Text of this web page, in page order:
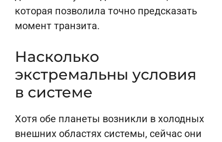
которая позволила точно предсказать
момент транзита.
Насколько
экстремальны условия
в системе
Хотя обе планеты возникли в холодных
внешних областях системы, сейчас они